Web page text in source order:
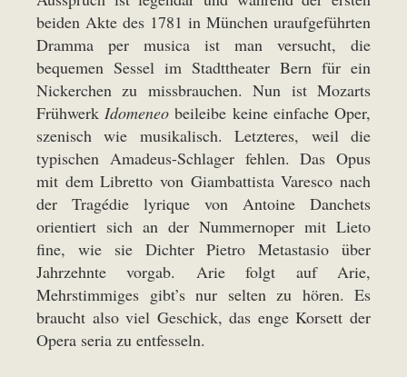
beiden Akte des 1781 in München uraufgeführten
Dramma per musica ist man versucht, die
bequemen Sessel im Stadttheater Bern für ein
Nickerchen zu missbrauchen. Nun ist Mozarts
Frühwerk Idomeneo beileibe keine einfache Oper,
szenisch wie musikalisch. Letzteres, weil die
typischen Amadeus-Schlager fehlen. Das Opus
mit dem Libretto von Giambattista Varesco nach
der Tragédie lyrique von Antoine Danchets
orientiert sich an der Nummernoper mit Lieto
fine, wie sie Dichter Pietro Metastasio über
Jahrzehnte vorgab. Arie folgt auf Arie,
Mehrstimmiges gibt’s nur selten zu hören. Es
braucht also viel Geschick, das enge Korsett der
Opera seria zu entfesseln.